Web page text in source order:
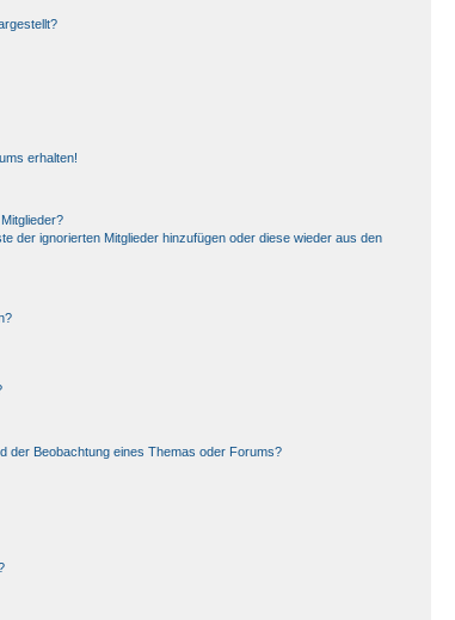
erhalten!
der ignorierten Mitglieder hinzufügen oder diese wieder aus den
der Beobachtung eines Themas oder Forums?